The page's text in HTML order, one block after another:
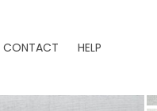
CONTACT HELP